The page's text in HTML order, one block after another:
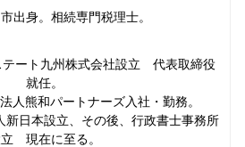
出身。相続専門税理士。
ート九州株式会社設立 代表取締役
就任。
熊和パートナーズ入社・勤務。
日本設立、その後、行政書士事務所
現在に至る。